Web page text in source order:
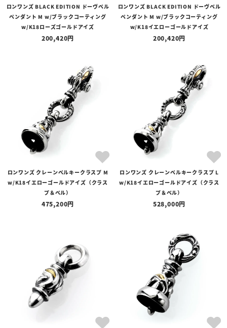
ロンワンズ BLACK EDITION ドーヴベル
ペンダント M w/ブラックコーティング
w/K18ローズゴールドアイズ
200,420
ロンワンズ BLACK EDITION ドーヴベル
ペンダント M w/ブラックコーティング
w/K18イエローゴールドアイズ
200,420
ロンワンズ クレーンベルキークラスプ M
w/K18イエローゴールドアイズ（クラス
プ＆ベル）
475,200
ロンワンズ クレーンベルキークラスプ L
w/K18イエローゴールドアイズ（クラス
プ＆ベル）
528,000